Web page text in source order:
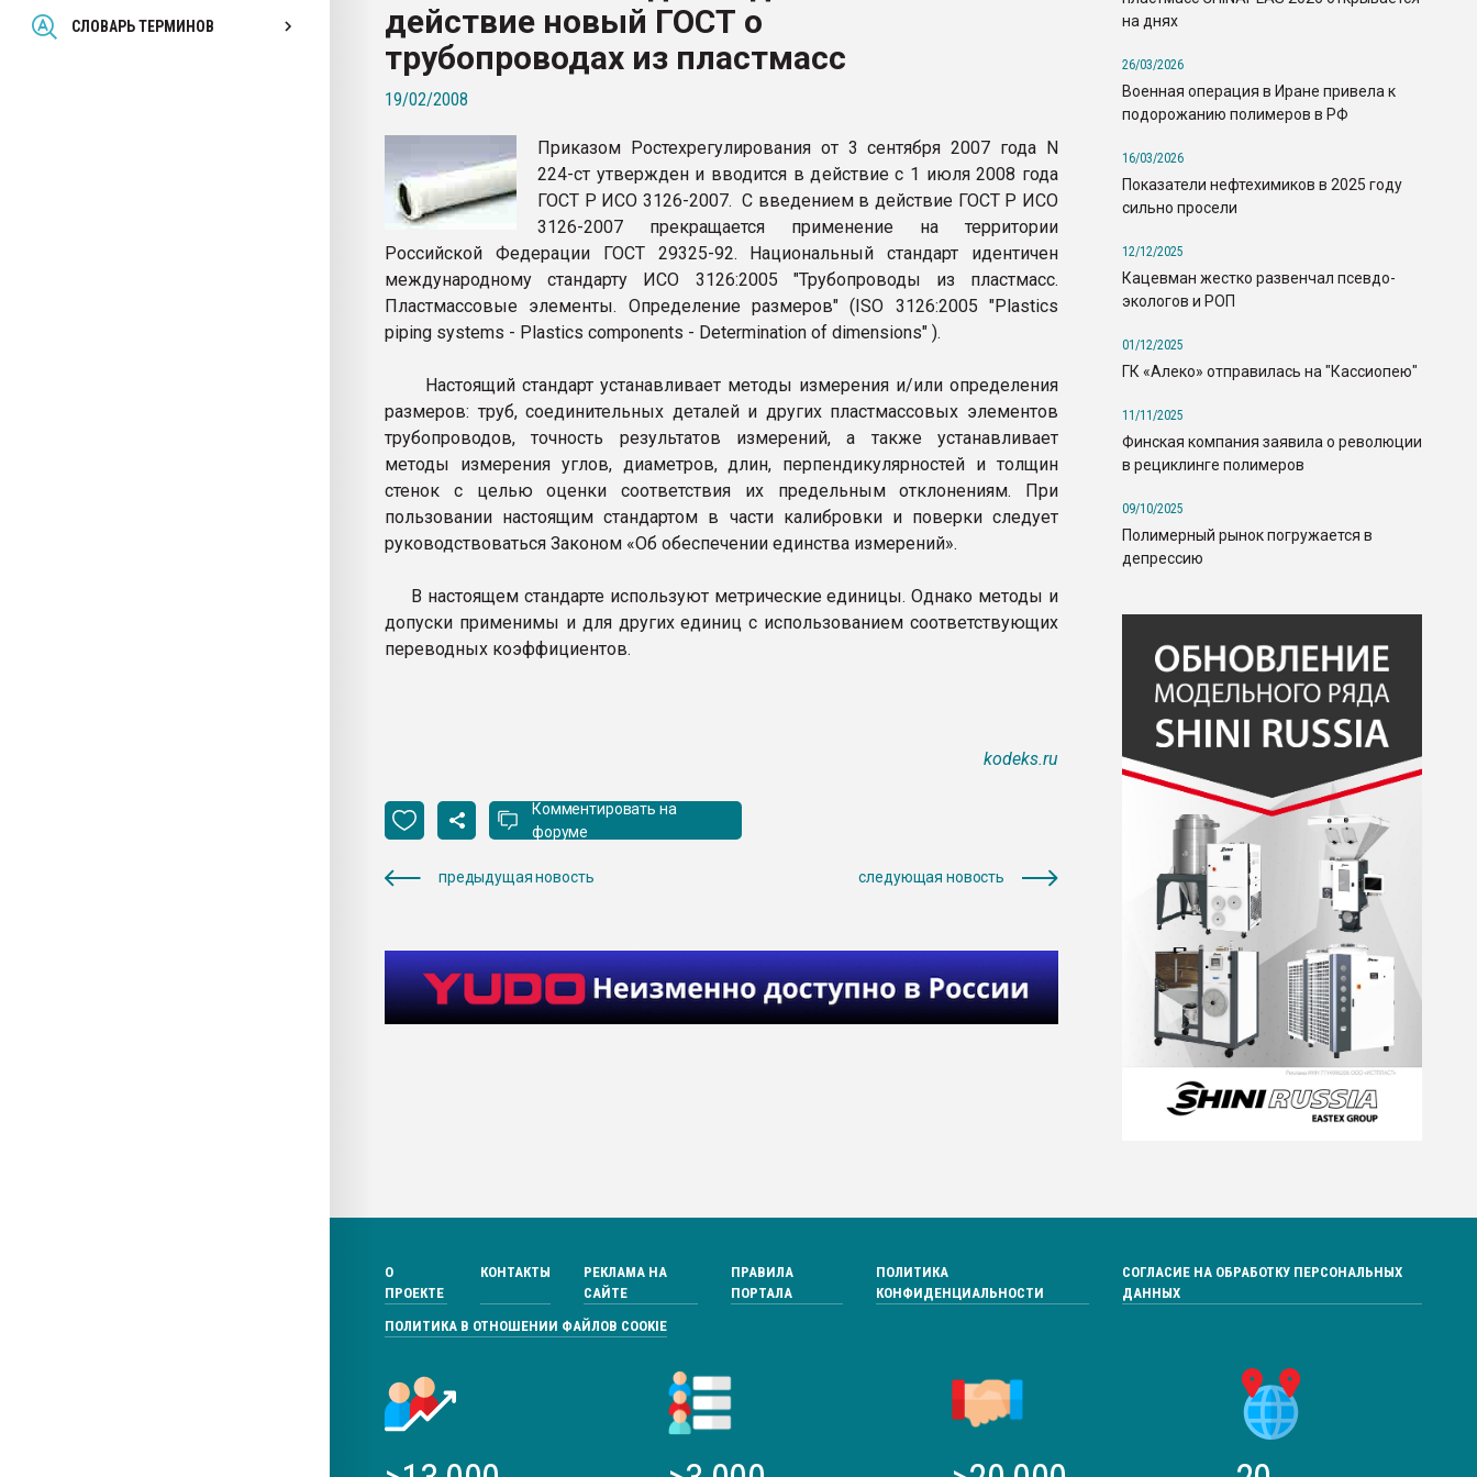
СЛОВАРЬ ТЕРМИНОВ
Всё, что касается выдува ПЭТ
бутылок
ПЕРЕЙТИ НА ФОРУМ
действие новый ГОСТ о
трубопроводах из пластмасс
19/02/2008
Приказом Ростехрегулирования от 3 сентября 2007 года N
224-ст утвержден и вводится в действие с 1 июля 2008 года
ГОСТ Р ИСО 3126-2007. С введением в действие ГОСТ Р ИСО
3126-2007 прекращается применение на территории
Российской Федерации ГОСТ 29325-92. Национальный стандарт идентичен
международному стандарту ИСО 3126:2005 "Трубопроводы из пластмасс.
Пластмассовые элементы. Определение размеров" (ISO 3126:2005 "Plastics
piping systems - Plastics components - Determination of dimensions" ).
Настоящий стандарт устанавливает методы измерения и/или определения
размеров: труб, соединительных деталей и других пластмассовых элементов
трубопроводов, точность результатов измерений, а также устанавливает
методы измерения углов, диаметров, длин, перпендикулярностей и толщин
стенок с целью оценки соответствия их предельным отклонениям. При
пользовании настоящим стандартом в части калибровки и поверки следует
руководствоваться Законом «Об обеспечении единства измерений».
В настоящем стандарте используют метрические единицы. Однако методы и
допуски применимы и для других единиц с использованием соответствующих
переводных коэффициентов.
kodeks.ru
Комментировать на
форуме
предыдущая новость следующая новость
на днях
26/03/2026
Военная операция в Иране привела к
подорожанию полимеров в РФ
16/03/2026
Показатели нефтехимиков в 2025 году
сильно просели
12/12/2025
Кацевман жестко развенчал псевдо-
экологов и РОП
01/12/2025
ГК «Алеко» отправилась на "Кассиопею"
11/11/2025
Финская компания заявила о революции
в рециклинге полимеров
09/10/2025
Полимерный рынок погружается в
депрессию
О
ПРОЕКТЕ
КОНТАКТЫ
РЕКЛАМА НА
САЙТЕ
ПРАВИЛА
ПОРТАЛА
ПОЛИТИКА
КОНФИДЕНЦИАЛЬНОСТИ
СОГЛАСИЕ НА ОБРАБОТКУ ПЕРСОНАЛЬНЫХ
ДАННЫХ
ПОЛИТИКА В ОТНОШЕНИИ ФАЙЛОВ COOKIE